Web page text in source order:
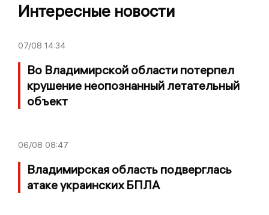
Интересные новости
07/08 14:34
Во Владимирской области потерпел
крушение неопознанный летательный
объект
06/08 08:47
Владимирская область подверглась
атаке украинских БПЛА